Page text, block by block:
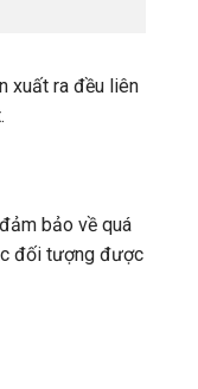
xuất ra đều liên
bảo về quá
đối tượng được